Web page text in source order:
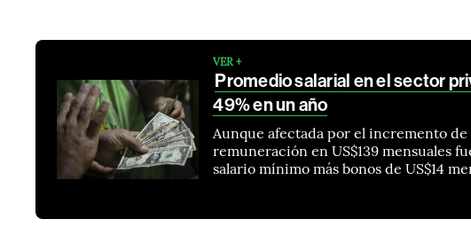
VER +
Promedio salarial en el sector
49% en un año
Aunque afectada por el incremento de
remuneración en US$139 mensuales
salario mínimo más bonos de US$14